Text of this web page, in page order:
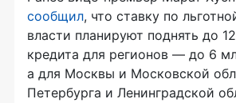
сообщил, что ставку по
власти планируют поднять до
кредита для регионов — до 6
а для Москвы и Московской
Петербурга и Ленинградской